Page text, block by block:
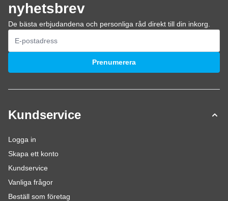
nyhetsbrev
De bästa erbjudandena och personliga råd direkt till din inkorg.
E-postadress
Prenumerera
Kundservice
Logga in
Skapa ett konto
Kundservice
Vanliga frågor
Beställ som företag